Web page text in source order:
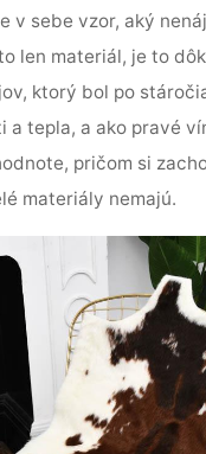
v sebe vzor, aký
len materiál, je to
ktorý bol po
a tepla, a ako pravé
pričom si
materiály nemajú.